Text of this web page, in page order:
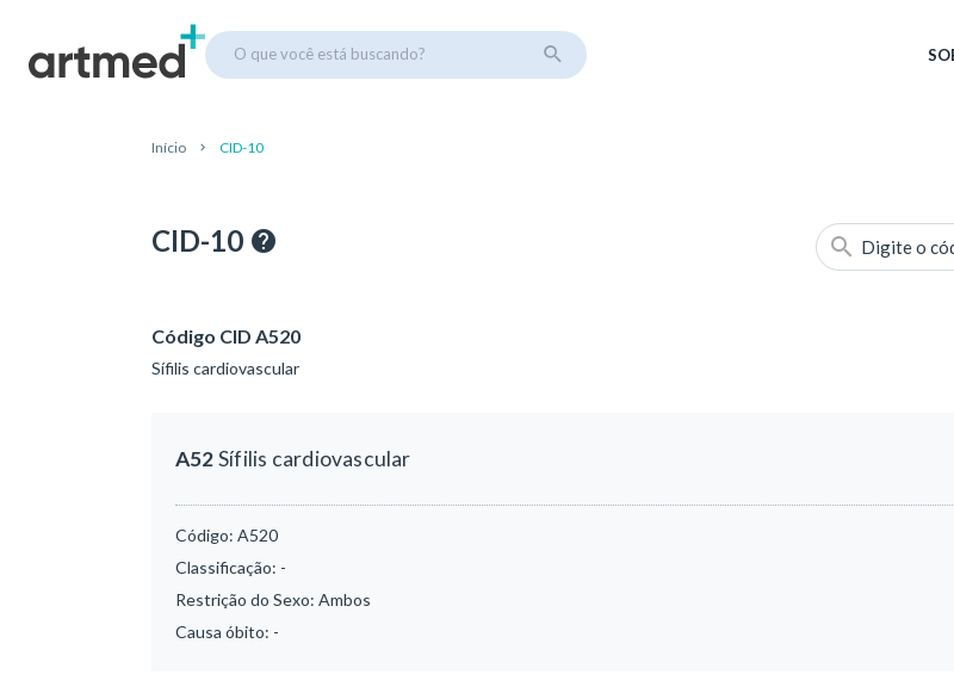
O que você está buscando?
Início CID-10
CID-10 Digite o
Código CID A520
Sífilis cardiovascular
A52Sífilis cardiovascular
Código: A520
Classificação: -
Restrição do Sexo: Ambos
Causa óbito: -